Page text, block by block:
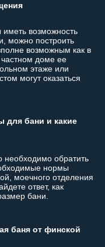
возможность
можно построить
возможным как в
частном доме ее
этаже или
могут оказаться
для бани и какие
необходимо обратить
нормы
моечного отделения
ответ, как
бани.
баня от финской